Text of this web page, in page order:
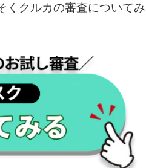
くクルカの審査についてみ